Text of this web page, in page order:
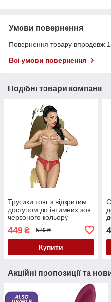
Умови повернення
Повернення товару впродовж
Всі умови повернення
Подібні товари компанії
Трусики тонг з відкритим
доступом до інтимних зон
червоного кольору
Valentine розміри S M
Кайф
449 ₴ 529 ₴
Купити
Акційні пропозиції та